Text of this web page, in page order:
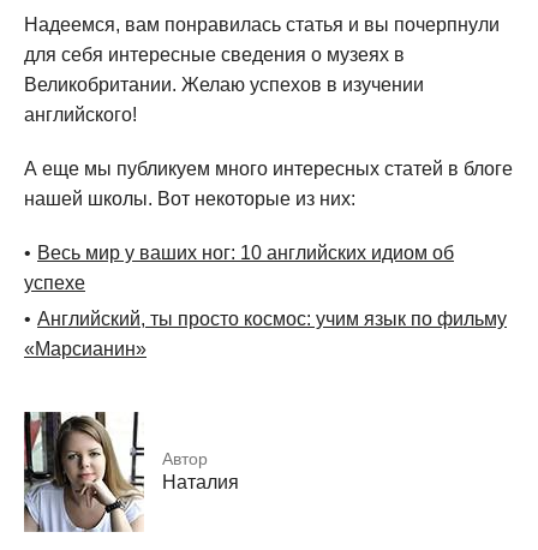
Надеемся, вам понравилась статья и вы почерпнули
для себя интересные сведения о музеях в
Великобритании. Желаю успехов в изучении
английского!
А еще мы публикуем много интересных статей в блоге
нашей школы. Вот некоторые из них:
Весь мир у ваших ног: 10 английских идиом об
успехе
Английский, ты просто космос: учим язык по фильму
«Марсианин»
Автор
Наталия